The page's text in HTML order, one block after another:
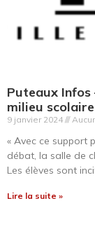
Puteaux Infos
milieu scolaire
9 janvier 2024
« Avec ce support
débat, la salle de
Les élèves sont
Lire la suite »